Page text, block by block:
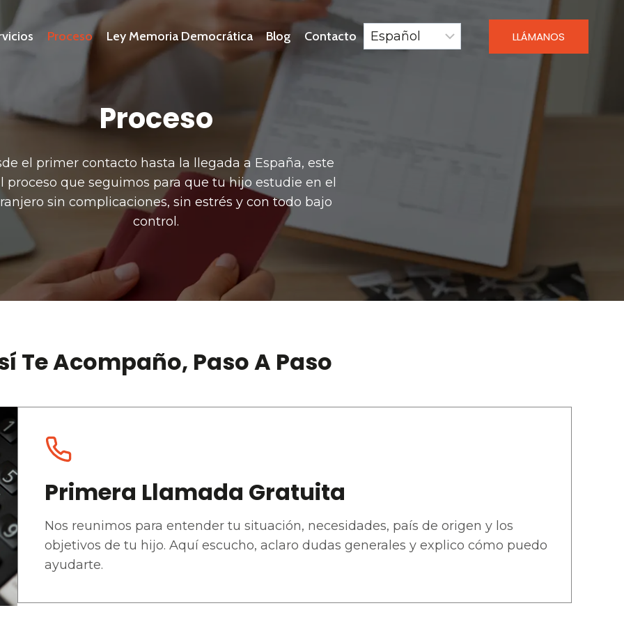
Proceso Ley Memoria Democrática Blog Contacto LLÁMANOS
Proceso
el primer contacto hasta la llegada a España, este
proceso que seguimos para que tu hijo estudie en el
sin complicaciones, sin estrés y con todo bajo
control.
Te Acompaño, Paso A Paso
Primera Llamada Gratuita
Nos reunimos para entender tu situación, necesidades, país de origen y los
objetivos de tu hijo. Aquí escucho, aclaro dudas generales y explico cómo puedo
ayudarte.